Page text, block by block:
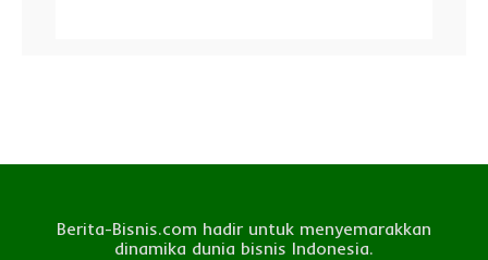
Berita-Bisnis.com hadir untuk menyemarakkan
dinamika dunia bisnis Indonesia.